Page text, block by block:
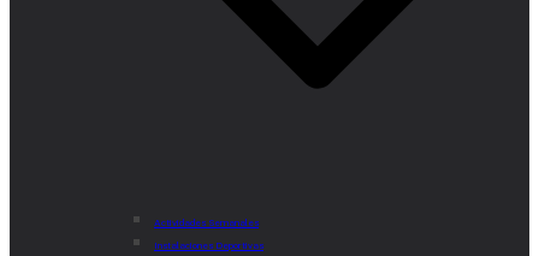
Actividades Semanales
Instalaciones Deportivas